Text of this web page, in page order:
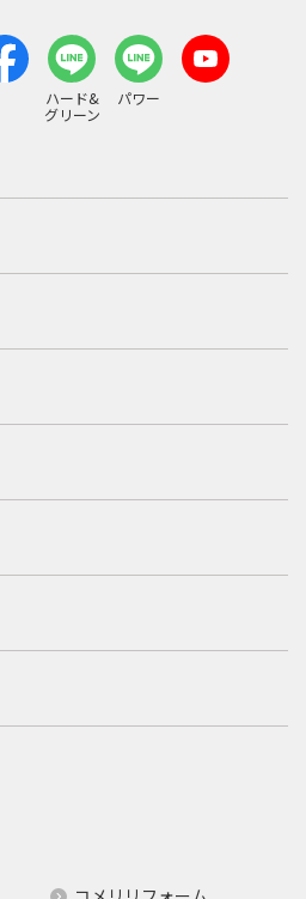
ハード&
グリーン
パワー